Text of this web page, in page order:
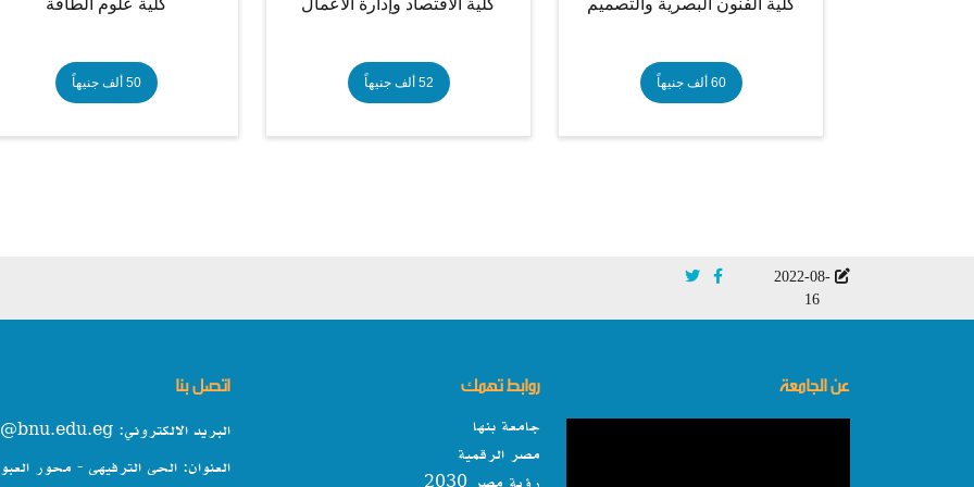
كلية الفنون البصرية والتصميم
60 ألف جنيهاً
كلية الاقتصاد وإدارة الأعمال
52 ألف جنيهاً
كلية علوم الطاقة
50 ألف جنيهاً
2022-08-
16
عن الجامعة روابط تهمك
جامعة بنها
مصر الرقمية
اتصل بنا
البريد الالكتروني: info@bnu.edu.eg
العنوان: الحى الترفيهى - محور